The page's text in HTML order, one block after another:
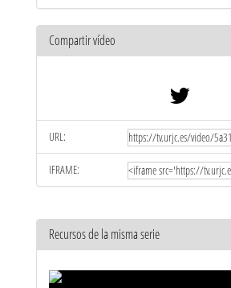
Compartir vídeo
URL:
IFRAME:
Recursos de la misma serie